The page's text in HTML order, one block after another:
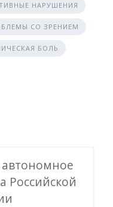
НАРУШЕНИЯ
СО ЗРЕНИЕМ
БОЛЬ
автономное
Российской